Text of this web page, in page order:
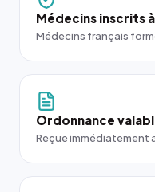
Médecins inscrits
Médecins français
Ordonnance
Reçue immédiatement